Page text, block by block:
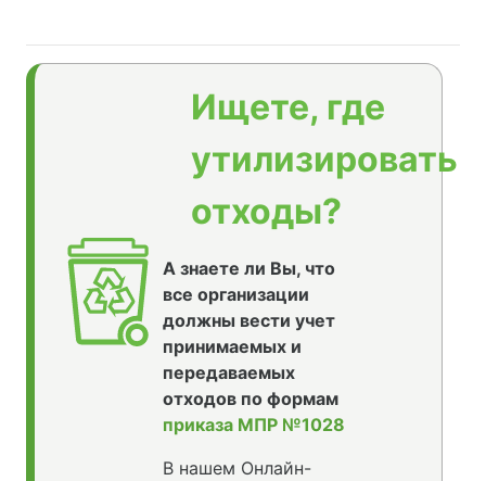
Ищете, где
утилизировать
отходы?
А знаете ли Вы, что
все организации
должны вести учет
принимаемых и
передаваемых
отходов по формам
приказа МПР №1028
В нашем Онлайн-